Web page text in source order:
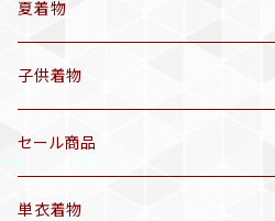
袷着物(10〜5月頃)
セオα 着物(5〜9月頃)
三分紐
帯揚げ
夏着物
アンティーク着物
リサイクル着物
子供着物
セール商品
単衣着物